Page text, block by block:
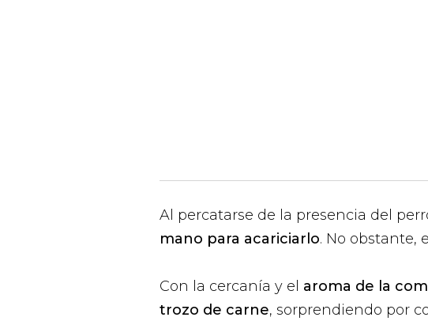
Al percatarse de la presencia del
mano para acariciarlo. No obstante,
Con la cercanía y el aroma de la
trozo de carne, sorprendiendo por